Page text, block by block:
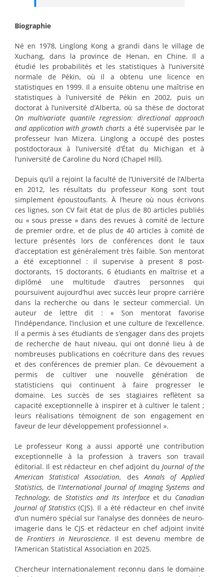
Biographie
Né en 1978, Linglong Kong a grandi dans le village de
Xuchang, dans la province de Henan, en Chine. Il a
étudié les probabilités et les statistiques à l’université
normale de Pékin, où il a obtenu une licence en
statistiques en 1999. Il a ensuite obtenu une maîtrise en
statistiques à l’université de Pékin en 2002, puis un
doctorat à l’université d’Alberta, où sa thèse de doctorat
On multivariate quantile regression: directional approach
and application with growth charts a été supervisée par le
professeur Ivan Mizera. Linglong a occupé des postes
postdoctoraux à l’université d’État du Michigan et à
l’université de Caroline du Nord (Chapel Hill).
Depuis qu’il a rejoint la faculté de l’Université de l’Alberta
en 2012, les résultats du professeur Kong sont tout
simplement époustouflants. À l’heure où nous écrivons
ces lignes, son CV fait état de plus de 80 articles publiés
ou « sous presse » dans des revues à comité de lecture
de premier ordre, et de plus de 40 articles à comité de
lecture présentés lors de conférences dont le taux
d’acceptation est généralement très faible. Son mentorat
a été exceptionnel : il supervise à present 8 post-
doctorants, 15 doctorants, 6 étudiants en maîtrise et a
diplômé une multitude d’autres personnes qui
poursuivent aujourd’hui avec succès leur propre carrière
dans la recherche ou dans le secteur commercial. Un
auteur de lettre dit : « Son mentorat favorise
l’indépendance, l’inclusion et une culture de l’excellence.
Il a permis à ses étudiants de s’engager dans des projets
de recherche de haut niveau, qui ont donné lieu à de
nombreuses publications en coécriture dans des revues
et des conférences de premier plan. Ce dévouement a
permis de cultiver une nouvelle génération de
statisticiens qui continuent à faire progresser le
domaine. Les succès de ses stagiaires reflètent sa
capacité exceptionnelle à inspirer et à cultiver le talent ;
leurs réalisations témoignent de son engagement en
faveur de leur développement professionnel ».
Le professeur Kong a aussi apporté une contribution
exceptionnelle à la profession à travers son travail
éditorial. Il est rédacteur en chef adjoint duJournal of the
American Statistical Association, desAnnals of Applied
Statistics, de l’International Journal of Imaging Systems and
Technology, deStatistics and Its Interfaceet du Canadian
Journal of Statistics(CJS). Il a été rédacteur en chef invité
d’un numéro spécial sur l’analyse des données de neuro-
imagerie dans le CJS et rédacteur en chef adjoint invité
de Frontiers in Neuroscience. Il est devenu membre de
l’American Statistical Association en 2025.
Chercheur internationalement reconnu dans le domaine